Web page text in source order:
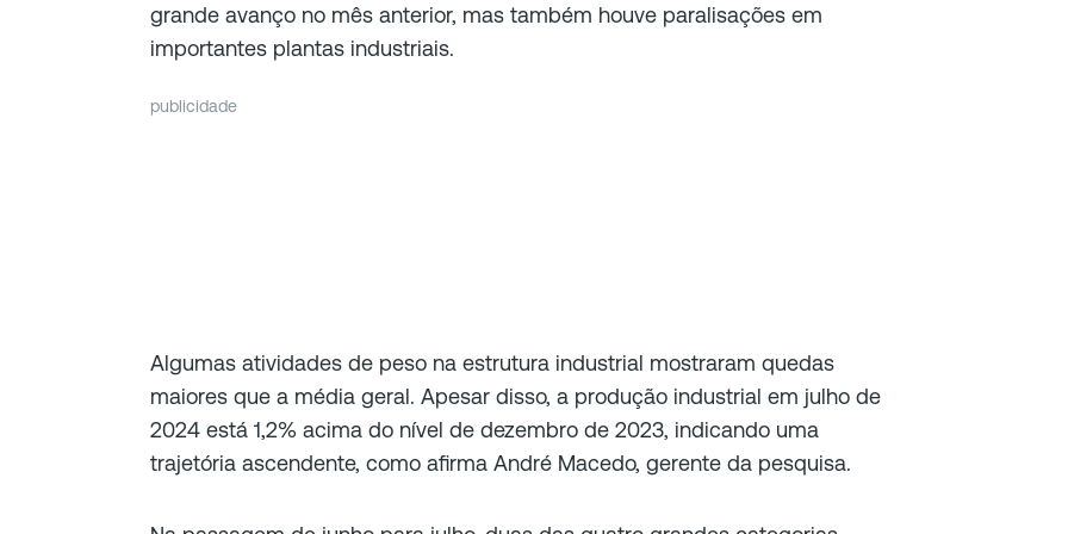
grande avanço no mês anterior, mas também houve paralisações em
importantes plantas industriais.
publicidade
Algumas atividades de peso na estrutura industrial mostraram quedas
maiores que a média geral. Apesar disso, a produção industrial em julho de
2024 está 1,2% acima do nível de dezembro de 2023, indicando uma
trajetória ascendente, como afirma André Macedo, gerente da pesquisa.